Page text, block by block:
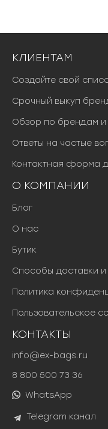
КЛИЕНТАМ
Создайте свой
Срочный выкуп
Обзор по брендам и
Ответы на частые
Контактная форма
О КОМПАНИИ
Блог
О нас
Бутик
Способы доставки и
Политика
Пользовательское
КОНТАКТЫ
info@ex-bags.ru
8 800 500 73 36
WhatsApp
Telegram канал